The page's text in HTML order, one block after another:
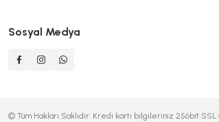
Sosyal Medya
© Tüm Hakları Saklıdır. Kredi kartı bilgileriniz 256bit SSL